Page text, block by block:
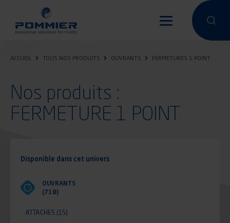
contenu
Effectuer
ACCUEIL TOUS NOS PRODUITS OUVRANTS FERMETURES 1 POINT
Nos produits :
FERMETURE 1 POINT
Disponible dans cet univers
OUVRANTS
(718)
ATTACHES (15)